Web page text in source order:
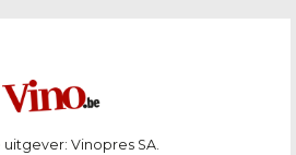
Vinopres SA.